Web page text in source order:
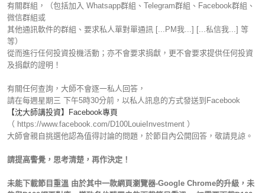
有關群組，（包括加入 Whatsapp群組、Telegram群組、Facebook群組、
微信群組或
其他通訊軟件的群組、要求私人單對單通訊 [...PM我...] [...私信我...] 等
等）
從而進行任何投資投機活動；亦不會要求捐獻，更不會要求提供任何投資
及捐獻的證明！
有關任何查詢，大師不會逐一私人回答，
請在每週星期三 下午5時30分前，以私人訊息的方式發送到Facebook
【沈大師講投資】Facebook專頁
（ https://www.facebook.com/D100LouieInvestment ）
大師會親自挑選他認為值得討論的問題，於節目內公開回答，敬請見諒。
請提高警覺，思考清楚，再作決定！
未能下載節目重溫 由於其中一款網頁瀏覽器-Google Chrome的升級，未